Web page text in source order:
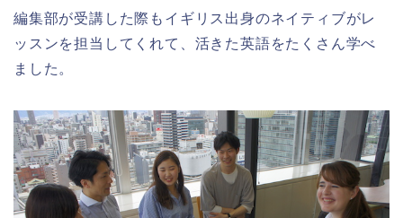
編集部が受講した際もイギリス出身のネイティブがレ
ッスンを担当してくれて、活きた英語をたくさん学べ
ました。